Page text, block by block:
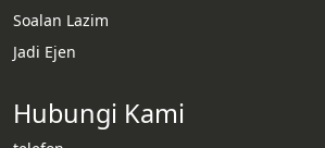
Soalan Lazim
Jadi Ejen
Hubungi Kami